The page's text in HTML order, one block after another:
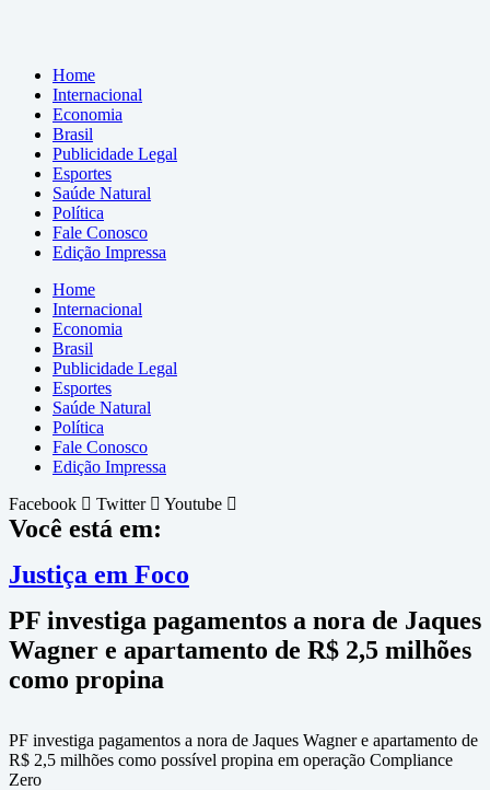
Home
Internacional
Economia
Brasil
Publicidade Legal
Esportes
Saúde Natural
Política
Fale Conosco
Edição Impressa
Home
Internacional
Economia
Brasil
Publicidade Legal
Esportes
Saúde Natural
Política
Fale Conosco
Edição Impressa
Facebook
Twitter Youtube
Você está em:
Justiça em Foco
PF investiga pagamentos a nora de Jaques
Wagner e apartamento de R$ 2,5 milhões
como propina
PF investiga pagamentos a nora de Jaques Wagner e apartamento de
R$ 2,5 milhões como possível propina em operação Compliance
Zero